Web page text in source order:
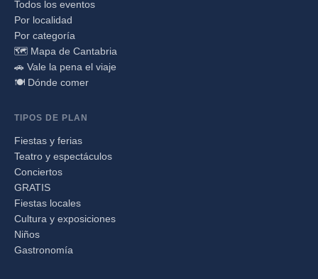
Todos los eventos
Por localidad
Por categoría
🗺️ Mapa de Cantabria
🚗 Vale la pena el viaje
🍽️ Dónde comer
TIPOS DE PLAN
Fiestas y ferias
Teatro y espectáculos
Conciertos
GRATIS
Fiestas locales
Cultura y exposiciones
Niños
Gastronomía